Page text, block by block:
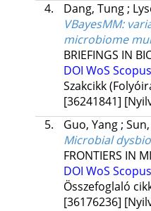
4.
Dang, Tung;
VBayesMM:
microbiome
BRIEFINGS IN
DOI WoS Scopus
Szakcikk
[36241841]
5.
Guo, Yang;
Microbial
FRONTIERS IN
DOI WoS Scopus
Összefoglaló
[36176236]